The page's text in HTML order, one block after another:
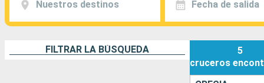
Nuestros destinos Fecha de salida
FILTRAR LA BÚSQUEDA
5
cruceros